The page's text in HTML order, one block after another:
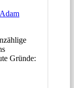
Gründe: